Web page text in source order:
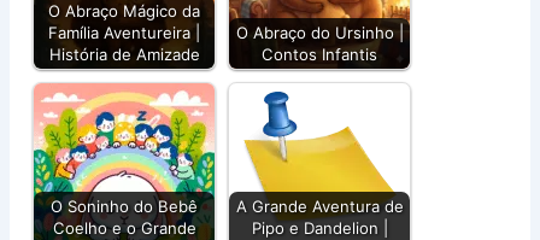
O Abraço Mágico da
Família Aventureira |
História de Amizade
O Abraço do Ursinho |
Contos Infantis
O Soninho do Bebê
Coelho e o Grande
A Grande Aventura de
Pipo e Dandelion |